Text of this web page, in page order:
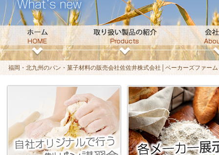
福岡・北九州のパン・菓子材料の販売会社佐佐井株式会社│ベーカーズファー